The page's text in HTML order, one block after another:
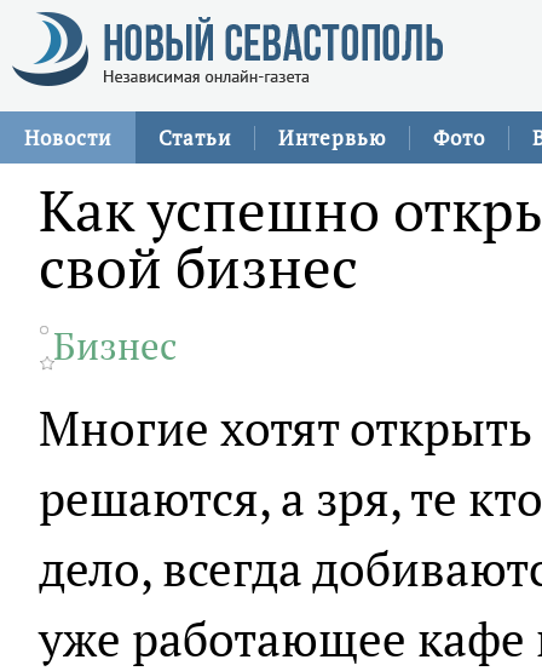
Новости Статьи Интервью Фото
Как успешно
свой бизнес
Бизнес
Многие хотят
решаются, а зря, те
дело, всегда
уже работающее кафе